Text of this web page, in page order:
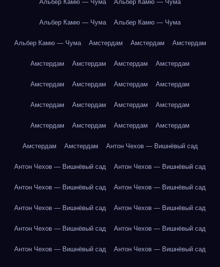
Альбер Камю — Чума Альбер Камю — Чума
Альбер Камю — Чума Альбер Камю — Чума
Альбер Камю — Чума Амстердам Амстердам Амстердам
Амстердам Амстердам Амстердам Амстердам
Амстердам Амстердам Амстердам Амстердам
Амстердам Амстердам Амстердам Амстердам
Амстердам Амстердам Амстердам Амстердам
Амстердам Амстердам Антон Чехов — Вишнёвый сад
Антон Чехов — Вишнёвый сад Антон Чехов — Вишнёвый сад
Антон Чехов — Вишнёвый сад Антон Чехов — Вишнёвый сад
Антон Чехов — Вишнёвый сад Антон Чехов — Вишнёвый сад
Антон Чехов — Вишнёвый сад Антон Чехов — Вишнёвый сад
Антон Чехов — Вишнёвый сад Антон Чехов — Вишнёвый сад